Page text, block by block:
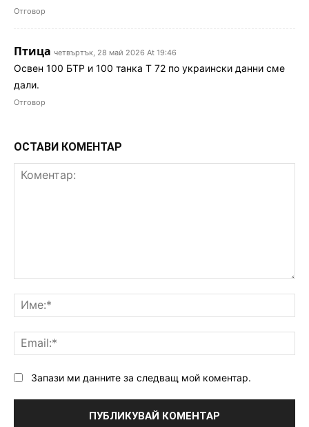
Отговор
Птица четвъртък, 28 май 2026 At 19:46
Освен 100 БТР и 100 танка Т 72 по украински данни сме
дали.
Отговор
ОСТАВИ КОМЕНТАР
Запази ми данните за следващ мой коментар.